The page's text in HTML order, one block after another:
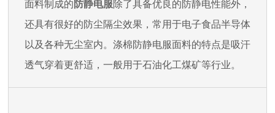
面料制成的 防静电服除了具备优良的防静电性能外，
还具有很好的防尘隔尘效果，常用于电子食品半导体
以及各种无尘室内。涤棉防静电服面料的特点是吸汗
透气穿着更舒适，一般用于石油化工煤矿等行业。